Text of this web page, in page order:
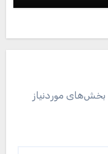
بخش‌های موردنیاز